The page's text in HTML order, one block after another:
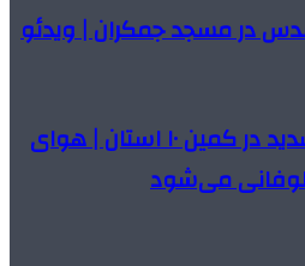
در مسجد جمکران | ویدئو
بوران برف و باران شدید در کمین ۱۰ استان | هوای